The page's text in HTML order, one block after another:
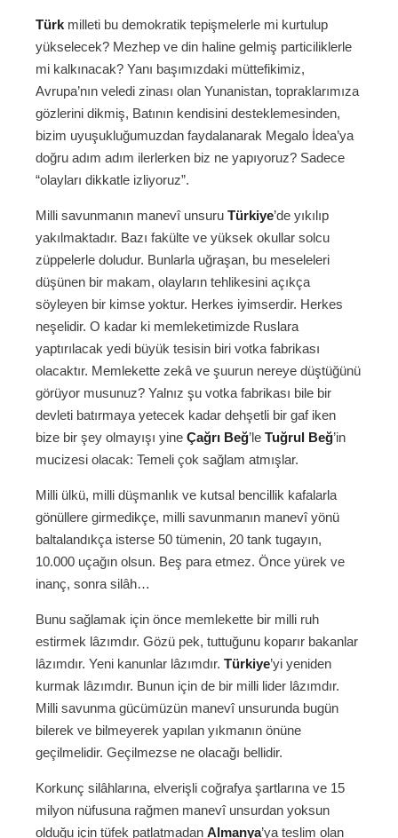
Türk milleti bu demokratik tepişmelerle mi kurtulup
yükselecek? Mezhep ve din haline gelmiş particiliklerle
mi kalkınacak? Yanı başımızdaki müttefikimiz,
Avrupa’nın veledi zinası olan Yunanistan, topraklarımıza
gözlerini dikmiş, Batının kendisini desteklemesinden,
bizim uyuşukluğumuzdan faydalanarak Megalo İdea’ya
doğru adım adım ilerlerken biz ne yapıyoruz? Sadece
“olayları dikkatle izliyoruz”.
Milli savunmanın manevî unsuru Türkiye’de yıkılıp
yakılmaktadır. Bazı fakülte ve yüksek okullar solcu
züppelerle doludur. Bunlarla uğraşan, bu meseleleri
düşünen bir makam, olayların tehlikesini açıkça
söyleyen bir kimse yoktur. Herkes iyimserdir. Herkes
neşelidir. O kadar ki memleketimizde Ruslara
yaptırılacak yedi büyük tesisin biri votka fabrikası
olacaktır. Memlekette zekâ ve şuurun nereye düştüğünü
görüyor musunuz? Yalnız şu votka fabrikası bile bir
devleti batırmaya yetecek kadar dehşetli bir gaf iken
bize bir şey olmayışı yine Çağrı Beğ’le Tuğrul Beğ’in
mucizesi olacak: Temeli çok sağlam atmışlar.
Milli ülkü, milli düşmanlık ve kutsal bencillik kafalarla
gönüllere girmedikçe, milli savunmanın manevî yönü
baltalandıkça isterse 50 tümenin, 20 tank tugayın,
10.000 uçağın olsun. Beş para etmez. Önce yürek ve
inanç, sonra silâh…
Bunu sağlamak için önce memlekette bir milli ruh
estirmek lâzımdır. Gözü pek, tuttuğunu koparır bakanlar
lâzımdır. Yeni kanunlar lâzımdır. Türkiye’yi yeniden
kurmak lâzımdır. Bunun için de bir milli lider lâzımdır.
Milli savunma gücümüzün manevî unsurunda bugün
bilerek ve bilmeyerek yapılan yıkmanın önüne
geçilmelidir. Geçilmezse ne olacağı bellidir.
Korkunç silâhlarına, elverişli coğrafya şartlarına ve 15
milyon nüfusuna rağmen manevî unsurdan yoksun
olduğu için tüfek patlatmadan Almanya’ya teslim olan